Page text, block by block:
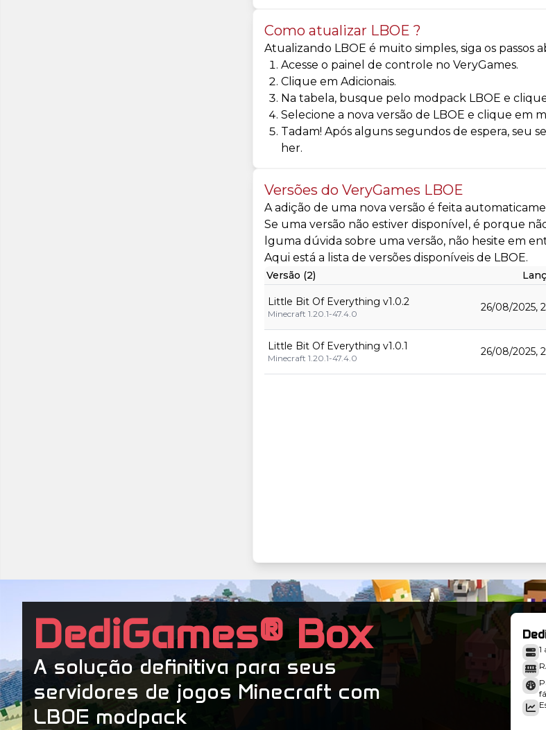
Como atualizar LBOE ?
Atualizando LBOE é muito simples, siga os passos
Acesse o painel de controle no VeryGames.
Clique em Adicionais.
Na tabela, busque pelo modpack LBOE e
Selecione a nova versão de LBOE e clique em
Tadam! Após alguns segundos de espera, seu
her.
Versões do VeryGames LBOE
A adição de uma nova versão é feita
Se uma versão não estiver disponível, é porque
lguma dúvida sobre uma versão, não hesite em
Aqui está a lista de versões disponíveis de LBOE.
Versão (2)
Little Bit Of Everything v1.0.2
Minecraft 1.20.1-47.4.0
26/08/2025,
Little Bit Of Everything v1.0.1
Minecraft 1.20.1-47.4.0
26/08/2025,
DediGames® Box
A solução definitiva para seus
servidores de jogos Minecraft com
LBOE modpack
1